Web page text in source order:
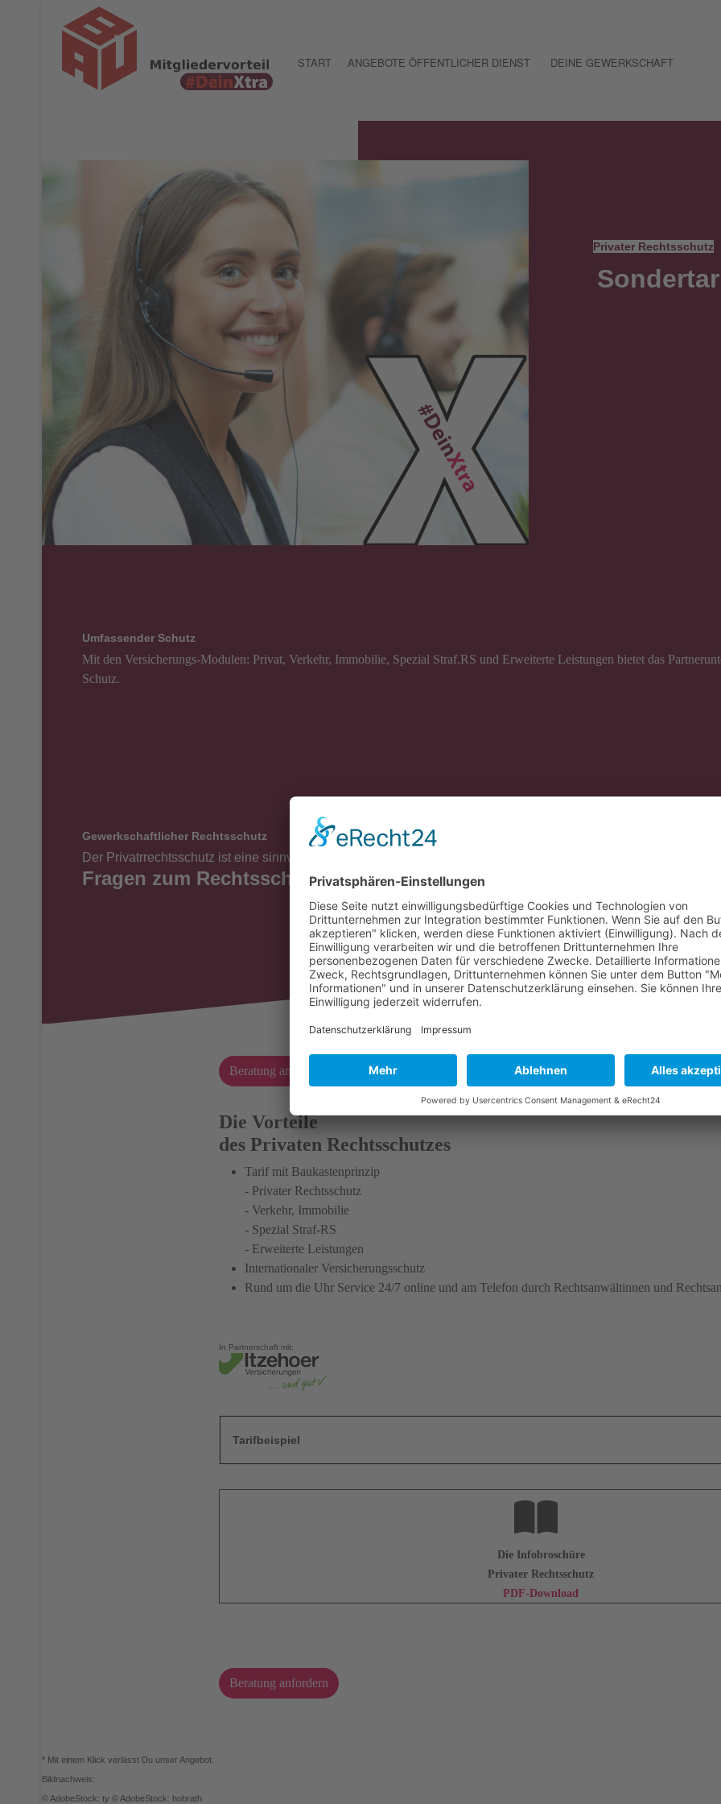
START ANGEBOTE ÖFFENTLICHER DIENST DEINE GEWERKSCHAFT
Privater Rechtsschutz
Umfassender Schutz
Mit den Versicherungs-Modulen: Privat, Verkehr, Immobilie, Spezial Straf.RS und Erweiterte Leistungen bietet das
Schutz.
Gewerkschaftlicher Rechtsschutz
Der Privatrrechtsschutz ist eine sinnvolle Ergänzung zum ausgezeichneten Arbeits- und Sozialrechtsschutz,
Fragen zum Rechtsschutz von ver.di?Hier entlang >
Beratung anfordern
Die Vorteile
des Privaten Rechtsschutzes
Tarif mit Baukastenprinzip
- Privater Rechtsschutz
- Verkehr, Immobilie
- Spezial Straf-RS
- Erweiterte Leistungen
Internationaler Versicherungsschutz
Rund um die Uhr Service 24/7 online und am Telefon durch Rechtsanwältinnen und
In Partnerschaft mit:
Tarifbeispiel
Die Infobroschüre
Privater Rechtsschutz
PDF-Download
Beratung anfordern
* Mit einem Klick verlässt Du unser Angebot.
Bildnachweis:
© AdobeStock: ty © AdobeStock: hobrath